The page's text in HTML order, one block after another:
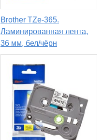
Brother TZe-365.
Ламинированная лента,
36 мм, бел/чёрн